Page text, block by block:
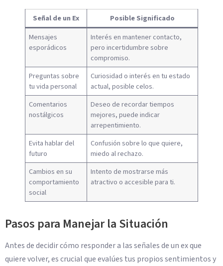
Señal de un Ex
Posible Significado
Mensajes
esporádicos
Interés en mantener contacto,
pero incertidumbre sobre
compromiso.
Preguntas sobre
tu vida personal
Curiosidad o interés en tu estado
actual, posible celos.
Comentarios
nostálgicos
Deseo de recordar tiempos
mejores, puede indicar
arrepentimiento.
Evita hablar del
futuro
Confusión sobre lo que quiere,
miedo al rechazo.
Cambios en su
comportamiento
social
Intento de mostrarse más
atractivo o accesible para ti.
Pasos para Manejar la Situación
Antes de decidir cómo responder a las señales de un ex que
quiere volver, es crucial que evalúes tus propios sentimientos y